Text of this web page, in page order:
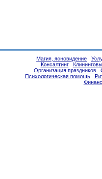
Магия, ясновидение
Консалтинг
Организация праздников
Психологическая помощь